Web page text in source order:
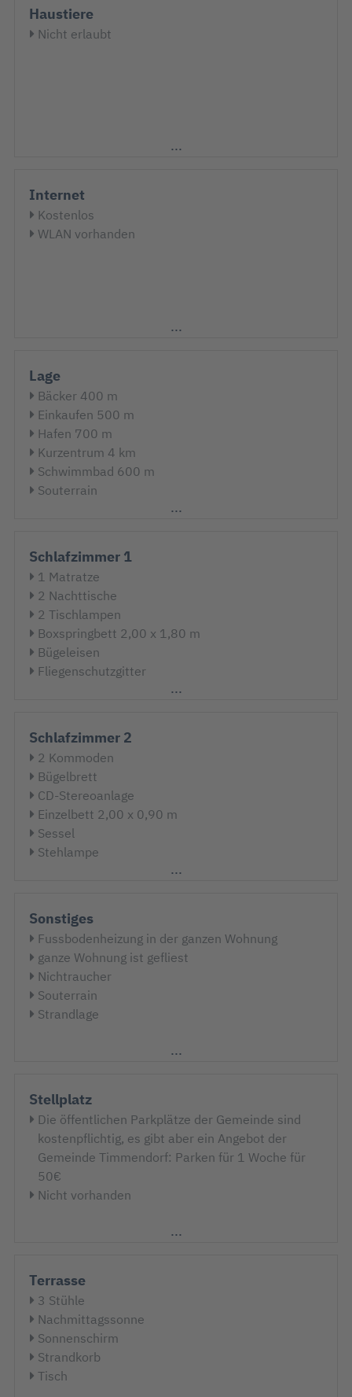
Haustiere
Nicht erlaubt
Internet
Kostenlos
WLAN vorhanden
Lage
Bäcker 400 m
Einkaufen 500 m
Hafen 700 m
Kurzentrum 4 km
Schwimmbad 600 m
Souterrain
Schlafzimmer 1
1 Matratze
2 Nachttische
2 Tischlampen
Boxspringbett 2,00 x 1,80 m
Bügeleisen
Fliegenschutzgitter
Schlafzimmer 2
2 Kommoden
Bügelbrett
CD-Stereoanlage
Einzelbett 2,00 x 0,90 m
Sessel
Stehlampe
Sonstiges
Fussbodenheizung in der ganzen Wohnung
ganze Wohnung ist gefliest
Nichtraucher
Souterrain
Strandlage
Stellplatz
Die öffentlichen Parkplätze der Gemeinde sind
kostenpflichtig, es gibt aber ein Angebot der
Gemeinde Timmendorf: Parken für 1 Woche für
50€
Nicht vorhanden
Terrasse
3 Stühle
Nachmittagssonne
Sonnenschirm
Strandkorb
Tisch